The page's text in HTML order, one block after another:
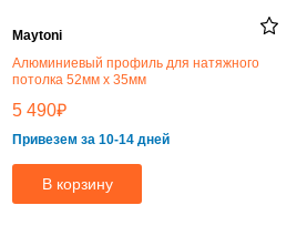
Maytoni
Алюминиевый профиль для натяжного
потолка 52мм x 35мм
5 490₽
Привезем за 10-14 дней
В корзину